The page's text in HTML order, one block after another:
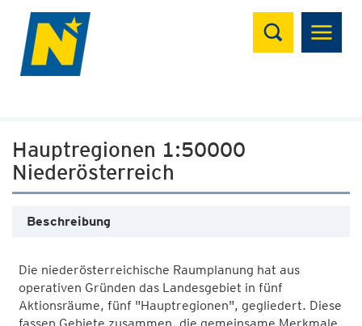
Suchen
Hauptregionen 1:50000
Niederösterreich
Beschreibung
Die niederösterreichische Raumplanung hat aus
operativen Gründen das Landesgebiet in fünf
Aktionsräume, fünf "Hauptregionen", gegliedert. Diese